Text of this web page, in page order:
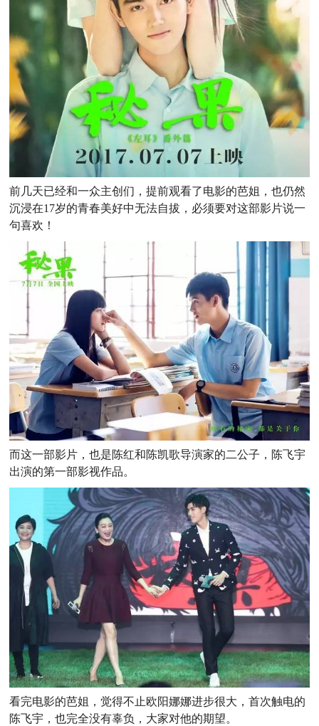
前几天已经和一众主创们，提前观看了电影的芭姐，也仍然
沉浸在17岁的青春美好中无法自拔，必须要对这部影片说一
句喜欢！
而这一部影片，也是陈红和陈凯歌导演家的二公子，陈飞宇
出演的第一部影视作品。
看完电影的芭姐，觉得不止欧阳娜娜进步很大，首次触电的
陈飞宇，也完全没有辜负，大家对他的期望。